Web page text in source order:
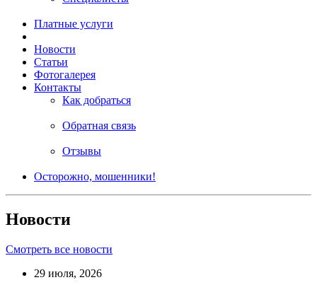
Платные услуги
Новости
Статьи
Фотогалерея
Контакты
Как добраться
Обратная связь
Отзывы
Осторожно, мошенники!
Новости
Смотреть все новости
29 июля, 2026